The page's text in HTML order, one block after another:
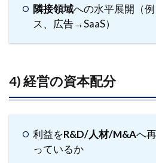
簡
易
順
Step
スク
リー
ニン
隣接領域への水平展開（
ス、広告→SaaS）
4) 経営の資本配分
利益をR&D/人材/M&Aへ
っているか